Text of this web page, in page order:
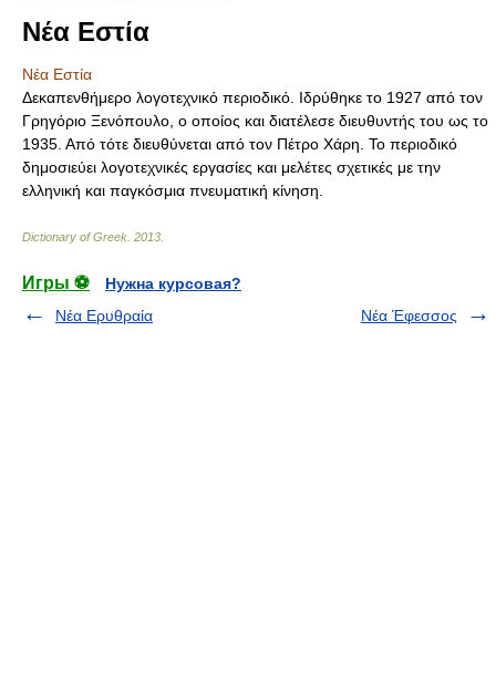
Νέα Εστία
Νέα Εστία
Δεκαπενθήμερο λογοτεχνικό περιοδικό. Ιδρύθηκε το 1927 από τον
Γρηγόριο Ξενόπουλο, ο οποίος και διατέλεσε διευθυντής του ως το
1935. Από τότε διευθύνεται από τον Πέτρο Χάρη. Το περιοδικό
δημοσιεύει λογοτεχνικές εργασίες και μελέτες σχετικές με την
ελληνική και παγκόσμια πνευματική κίνηση.
Dictionary of Greek 2013
Игры ⚽
Нужна курсовая?
Νέα Ερυθραία
Νέα Έφεσσος